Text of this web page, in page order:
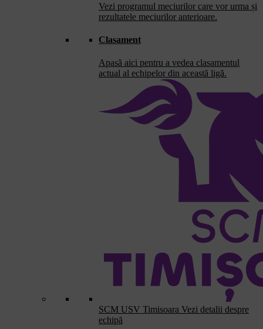
Vezi programul meciurilor care vor urma și
rezultatele meciurilor anterioare.
Clasament
Apasă aici pentru a vedea clasamentul
actual al echipelor din această ligă.
SCM USV Timisoara Vezi detalii despre
echipă